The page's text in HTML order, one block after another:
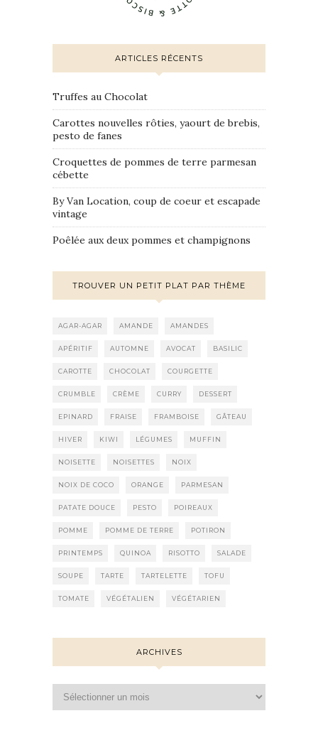
ARTICLES RÉCENTS
Truffes au Chocolat
Carottes nouvelles rôties, yaourt de brebis,
pesto de fanes
Croquettes de pommes de terre parmesan
cébette
By Van Location, coup de coeur et escapade
vintage
Poêlée aux deux pommes et champignons
TROUVER UN PETIT PLAT PAR THÈME
AGAR-AGAR AMANDE AMANDES
APÉRITIF AUTOMNE AVOCAT BASILIC
CAROTTE CHOCOLAT COURGETTE
CRUMBLE CRÈME CURRY DESSERT
EPINARD FRAISE FRAMBOISE GÂTEAU
HIVER KIWI LÉGUMES MUFFIN
NOISETTE NOISETTES NOIX
NOIX DE COCO ORANGE PARMESAN
PATATE DOUCE PESTO POIREAUX
POMME POMME DE TERRE POTIRON
PRINTEMPS QUINOA RISOTTO SALADE
SOUPE TARTE TARTELETTE TOFU
TOMATE VÉGÉTALIEN VÉGÉTARIEN
ARCHIVES